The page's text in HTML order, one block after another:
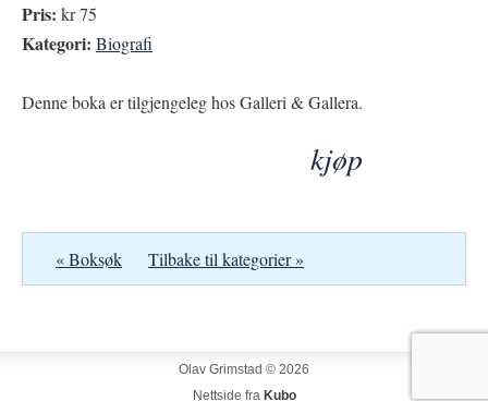
Pris: kr 75
Kategori: Biografi
Denne boka er tilgjengeleg hos Galleri & Gallera.
kjøp
« Boksøk Tilbake til kategorier »
Olav Grimstad © 2026
Nettside fra Kubo